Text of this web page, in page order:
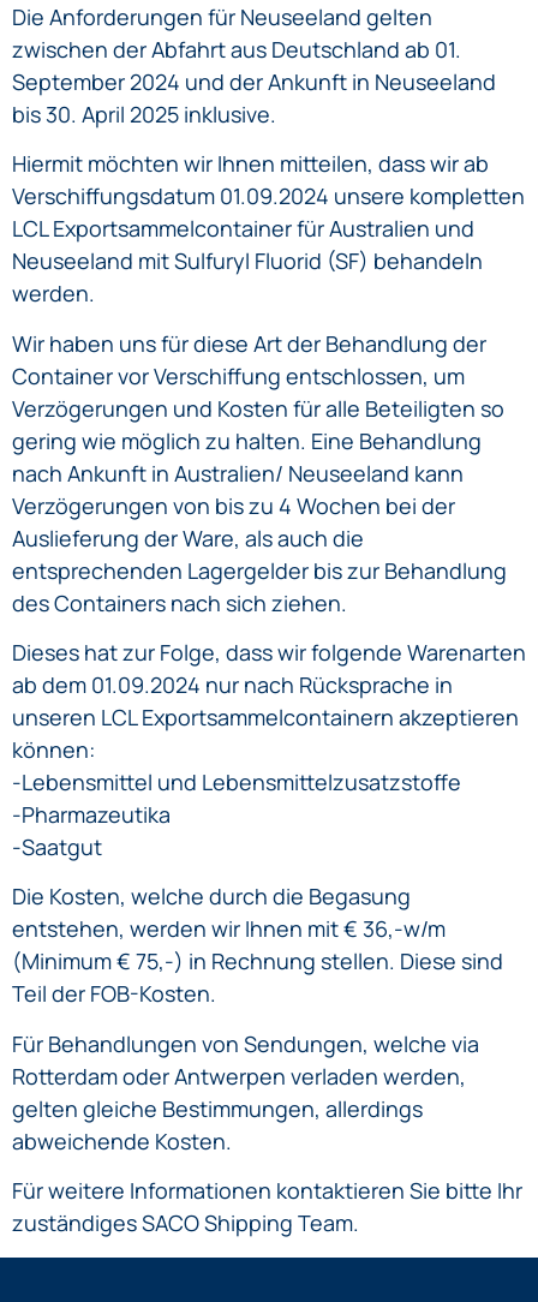
Die Anforderungen für Neuseeland gelten
zwischen der Abfahrt aus Deutschland ab 01.
September 2024 und der Ankunft in Neuseeland
bis 30. April 2025 inklusive.
Hiermit möchten wir Ihnen mitteilen, dass wir ab
Verschiffungsdatum 01.09.2024 unsere kompletten
LCL Exportsammelcontainer für Australien und
Neuseeland mit Sulfuryl Fluorid (SF) behandeln
werden.
Wir haben uns für diese Art der Behandlung der
Container vor Verschiffung entschlossen, um
Verzögerungen und Kosten für alle Beteiligten so
gering wie möglich zu halten. Eine Behandlung
nach Ankunft in Australien/ Neuseeland kann
Verzögerungen von bis zu 4 Wochen bei der
Auslieferung der Ware, als auch die
entsprechenden Lagergelder bis zur Behandlung
des Containers nach sich ziehen.
Dieses hat zur Folge, dass wir folgende Warenarten
ab dem 01.09.2024 nur nach Rücksprache in
unseren LCL Exportsammelcontainern akzeptieren
können:
-Lebensmittel und Lebensmittelzusatzstoffe
-Pharmazeutika
-Saatgut
Die Kosten, welche durch die Begasung
entstehen, werden wir Ihnen mit € 36,-w/m
(Minimum € 75,-) in Rechnung stellen. Diese sind
Teil der FOB-Kosten.
Für Behandlungen von Sendungen, welche via
Rotterdam oder Antwerpen verladen werden,
gelten gleiche Bestimmungen, allerdings
abweichende Kosten.
Für weitere Informationen kontaktieren Sie bitte Ihr
zuständiges SACO Shipping Team.